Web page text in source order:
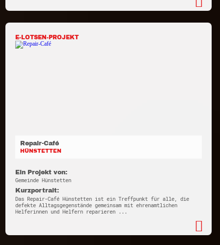
E-LOTSEN-PROJEKT
Repair-Café
HÜNSTETTEN
Ein Projekt von:
Gemeinde Hünstetten
Kurzportrait:
Das Repair-Café Hünstetten ist ein Treffpunkt für alle, die
defekte Alltagsgegenstände gemeinsam mit ehrenamtlichen
Helferinnen und Helfern reparieren ...